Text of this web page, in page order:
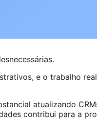
e o trabalho
atualizando
contribui para a